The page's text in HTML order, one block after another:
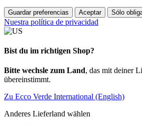
Guardar preferencias Aceptar Sólo
Nuestra política de privacidad
Bist du im richtigen Shop?
Bitte wechsle zum Land, das mit deiner
übereinstimmt.
Zu Ecco Verde International (English)
Anderes Lieferland wählen